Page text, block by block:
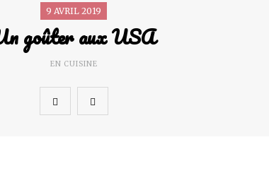
9 AVRIL 2019
goûter aux USA
EN CUISINE